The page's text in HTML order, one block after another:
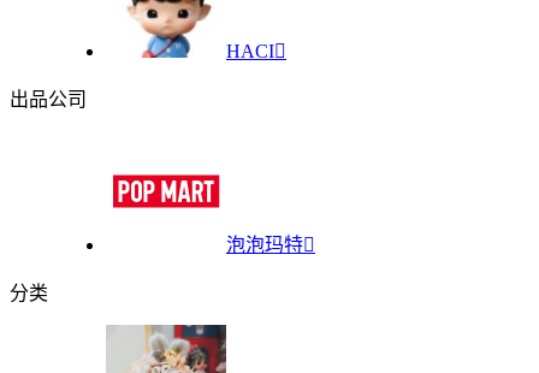
HACI
出品公司
泡泡玛特
分类